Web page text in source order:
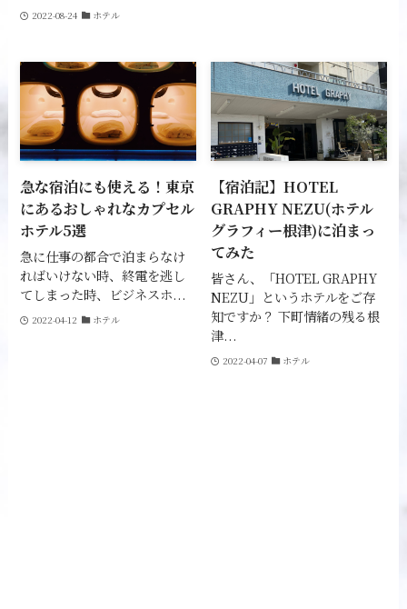
2022-08-24 ホテル
急な宿泊にも使える！東京
にあるおしゃれなカプセル
ホテル5選
急に仕事の都合で泊まらなけ
ればいけない時、終電を逃し
てしまった時、ビジネスホ...
2022-04-12 ホテル
【宿泊記】HOTEL
GRAPHY NEZU(ホテル
グラフィー根津)に泊まっ
てみた
皆さん、「HOTEL GRAPHY
NEZU」というホテルをご存
知ですか？ 下町情緒の残る根
津...
2022-04-07 ホテル